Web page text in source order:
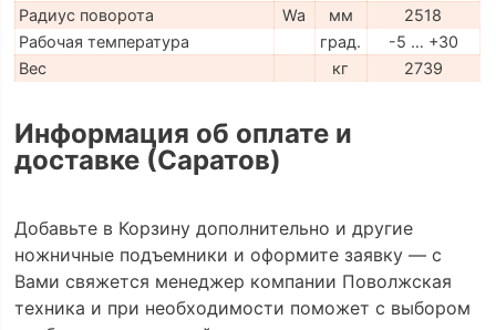
Радиус поворота
Wa мм
2518
Рабочая температура
град.
-5 … +30
Вес
кг 2739
Информация об оплате и
доставке (Саратов)
Добавьте в Корзину дополнительно и другие
ножничные подъемники и оформите заявку — с
Вами свяжется менеджер компании Поволжская
техника и при необходимости поможет с выбором